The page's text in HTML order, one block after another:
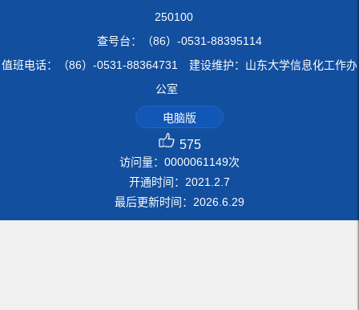
250100
查号台：（86）-0531-88395114
值班电话：（86）-0531-88364731 建设维护：山东大学信息化工作办
公室
电脑版
575
访问量： 0000061149次
开通时间： 2021 2 7
最后更新时间： 2026 6 29